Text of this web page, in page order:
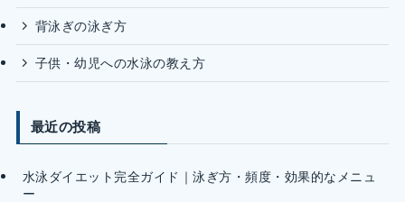
背泳ぎの泳ぎ方
子供・幼児への水泳の教え方
最近の投稿
水泳ダイエット完全ガイド｜泳ぎ方・頻度・効果的なメニュ
ー